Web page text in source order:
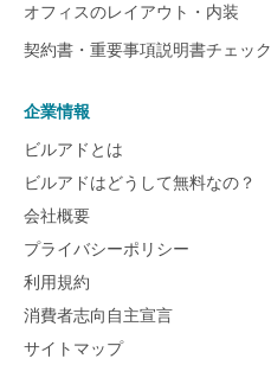
オフィスのレイアウト・内装
契約書・重要事項説明書チェック
企業情報
ビルアドとは
ビルアドはどうして無料なの？
会社概要
プライバシーポリシー
利用規約
消費者志向自主宣言
サイトマップ